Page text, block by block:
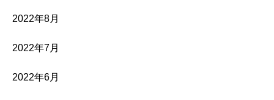
2022年8月
2022年7月
2022年6月